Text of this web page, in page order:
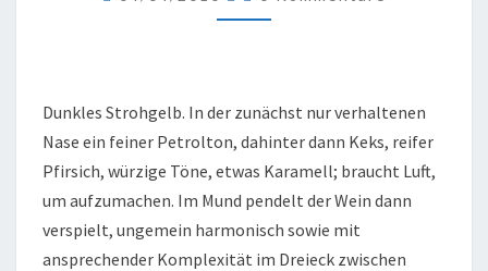
2005
Dunkles Strohgelb. In der zunächst nur verhaltenen
Nase ein feiner Petrolton, dahinter dann Keks, reifer
Pfirsich, würzige Töne, etwas Karamell; braucht Luft,
um aufzumachen. Im Mund pendelt der Wein dann
verspielt, ungemein harmonisch sowie mit
ansprechender Komplexität im Dreieck zwischen